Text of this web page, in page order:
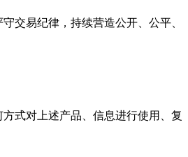
交易纪律，持续营造公开、公平、
式对上述产品、信息进行使用、复